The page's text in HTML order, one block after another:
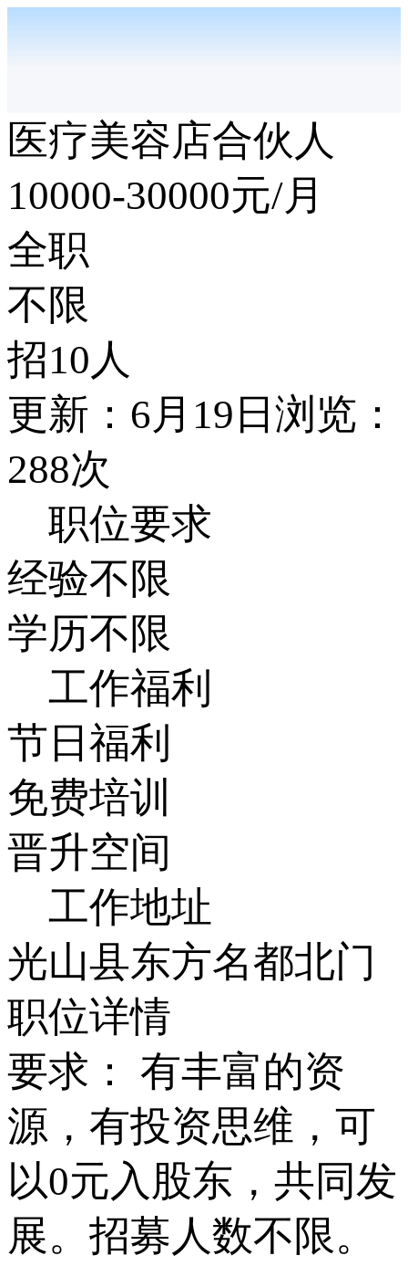
医疗美容店合伙人
10000-30000元/月
全职
不限
招10人
更新：6月19日 浏览：
288次
职位要求
经验不限
学历不限
工作福利
节日福利
免费培训
晋升空间
工作地址
光山县东方名都北门
职位详情
要求： 有丰富的资
源，有投资思维，可
以0元入股东，共同发
展。招募人数不限。